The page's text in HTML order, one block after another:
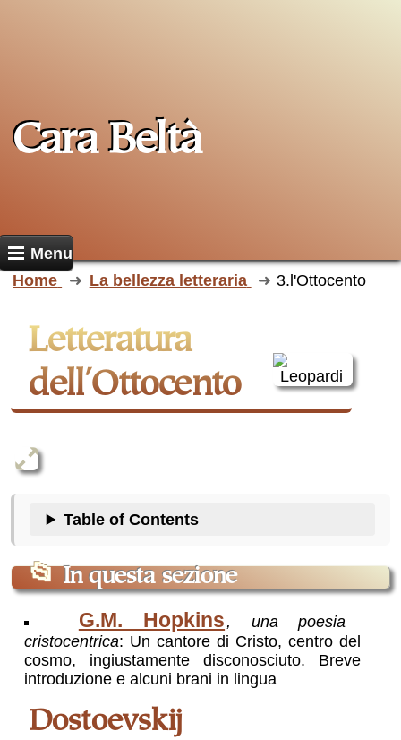
Cara Beltà
Menu
Home
La bellezza letteraria 3.l'Ottocento
Letteratura
dell'Ottocento
Table of Contents
📂 In questa sezione
G.M. Hopkins , una poesia
cristocentrica: Un cantore di Cristo, centro del
cosmo, ingiustamente disconosciuto. Breve
introduzione e alcuni brani in lingua
Dostoevskij